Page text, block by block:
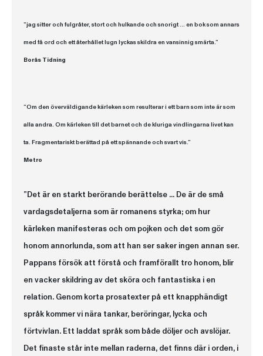
”jag sitter och fulgråter, stort och hulkande och snorigt ... en bok som annars
med få ord och ett återhållet lugn lyckas skildra en vansinnig smärta.”
Borås Tidning
”Om den överväldigande kärleken som resulterar i ett barn som inte är som
alla andra. Om kärleken till det barnet och de kluriga vindlingarna livet kan
ta. Fragmentariskt berättad på ett spännande och svart vis.”
Metro
”Det är en starkt berörande berättelse ... De är de små
vardagsdetaljerna som är romanens styrka; om hur
kärleken manifesteras och om pojken och det som gör
honom annorlunda, som att han ser saker ingen annan ser.
Pappans försök att förstå och framförallt tro honom, blir
en vacker skildring av det sköra och fantastiska i en
relation. Genom korta prosatexter på ett knapphändigt
språk kommer vi nära tankar, beröringar, lycka och
förtvivlan. Ett laddat språk som både döljer och avslöjar.
Det finaste står inte mellan raderna, det finns där i orden, i